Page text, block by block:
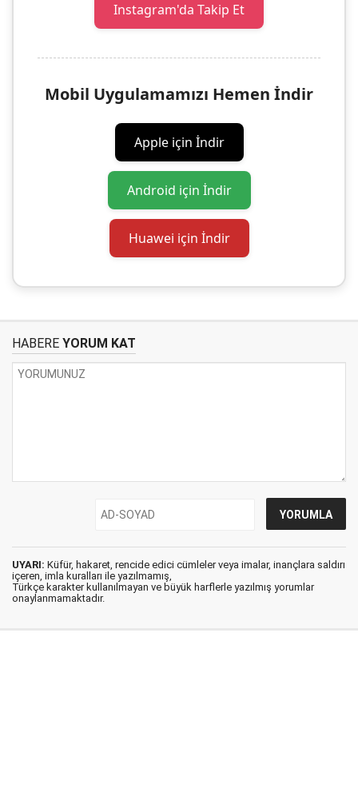
Instagram'da Takip Et
Mobil Uygulamamızı Hemen İndir
Apple için İndir
Android için İndir
Huawei için İndir
HABERE YORUM KAT
UYARI: Küfür, hakaret, rencide edici cümleler veya imalar, inançlara saldırı
içeren, imla kuralları ile yazılmamış,
Türkçe karakter kullanılmayan ve büyük harflerle yazılmış yorumlar
onaylanmamaktadır.